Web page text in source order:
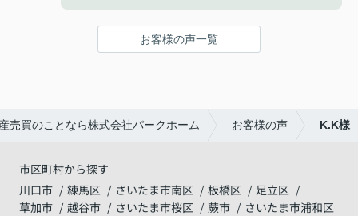
仮契約の電子承認につまづいたが、代替手段で進め
てくれた事。
いずれも迅速な対応で助かりました。
お客様の声一覧
売買のことなら株式会社パークホーム お客様の声 K.K様
市区町村から探す
川口市
練馬区 さいたま市南区 板橋区
足立区
草加市
越谷市 さいたま市桜区 蕨市
さいたま市浦和区